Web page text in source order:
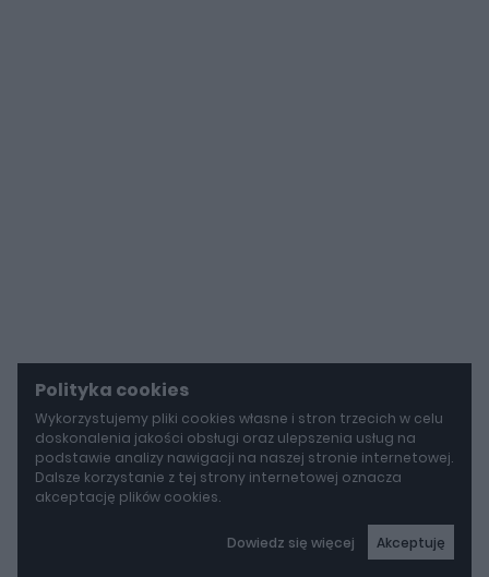
Polityka cookies
Wykorzystujemy pliki cookies własne i stron trzecich w celu
doskonalenia jakości obsługi oraz ulepszenia usług na
podstawie analizy nawigacji na naszej stronie internetowej.
Dalsze korzystanie z tej strony internetowej oznacza
akceptację plików cookies.
Dowiedz się więcej Akceptuję